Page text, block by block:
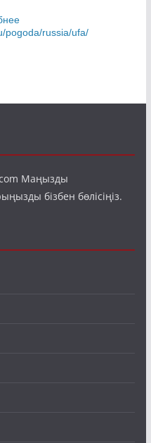
pogoda/russia/ufa/
Маңызды
бізбен бөлісіңіз.